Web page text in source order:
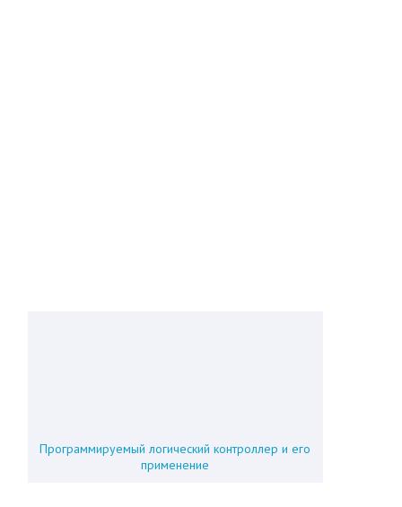
Программируемый логический контроллер и его
применение